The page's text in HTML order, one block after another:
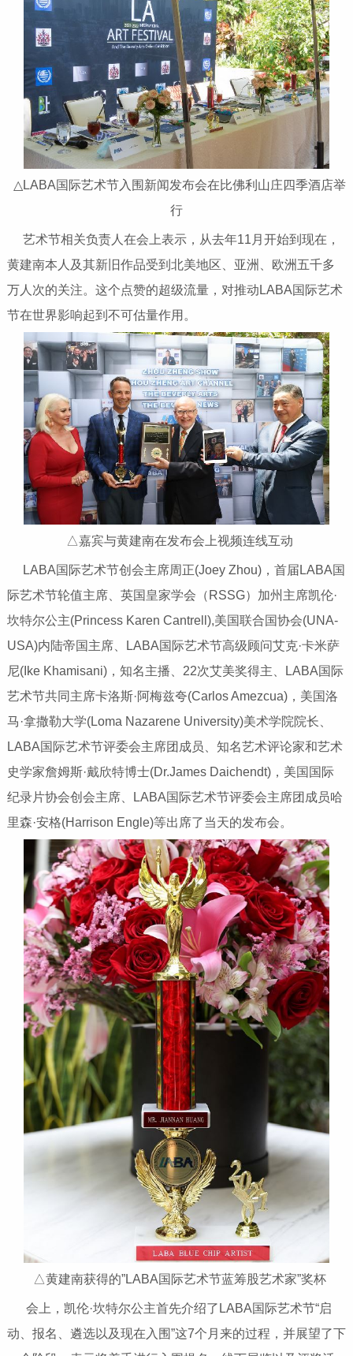
△LABA国际艺术节入围新闻发布会在比佛利山庄四季酒店举
行
艺术节相关负责人在会上表示，从去年11月开始到现在，
黄建南本人及其新旧作品受到北美地区、亚洲、欧洲五千多
万人次的关注。这个点赞的超级流量，对推动LABA国际艺术
节在世界影响起到不可估量作用。
△嘉宾与黄建南在发布会上视频连线互动
LABA国际艺术节创会主席周正(Joey Zhou)，首届LABA国
际艺术节轮值主席、英国皇家学会（RSSG）加州主席凯伦·
坎特尔公主(Princess Karen Cantrell),美国联合国协会(UNA-
USA)内陆帝国主席、LABA国际艺术节高级顾问艾克·卡米萨
尼(Ike Khamisani)，知名主播、22次艾美奖得主、LABA国际
艺术节共同主席卡洛斯·阿梅兹夸(Carlos Amezcua)，美国洛
马·拿撒勒大学(Loma Nazarene University)美术学院院长、
LABA国际艺术节评委会主席团成员、知名艺术评论家和艺术
史学家詹姆斯·戴欣特博士(Dr.James Daichendt)，美国国际
纪录片协会创会主席、LABA国际艺术节评委会主席团成员哈
里森·安格(Harrison Engle)等出席了当天的发布会。
△黄建南获得的”LABA国际艺术节蓝筹股艺术家”奖杯
会上，凯伦·坎特尔公主首先介绍了LABA国际艺术节“启
动、报名、遴选以及现在入围”这7个月来的过程，并展望了下